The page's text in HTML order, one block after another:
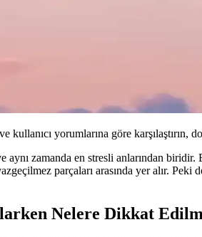
yorumlarına göre karşılaştırın,
aynı zamanda en stresli anlarından
parçaları arasında yer alır.
Nelere Dikkat